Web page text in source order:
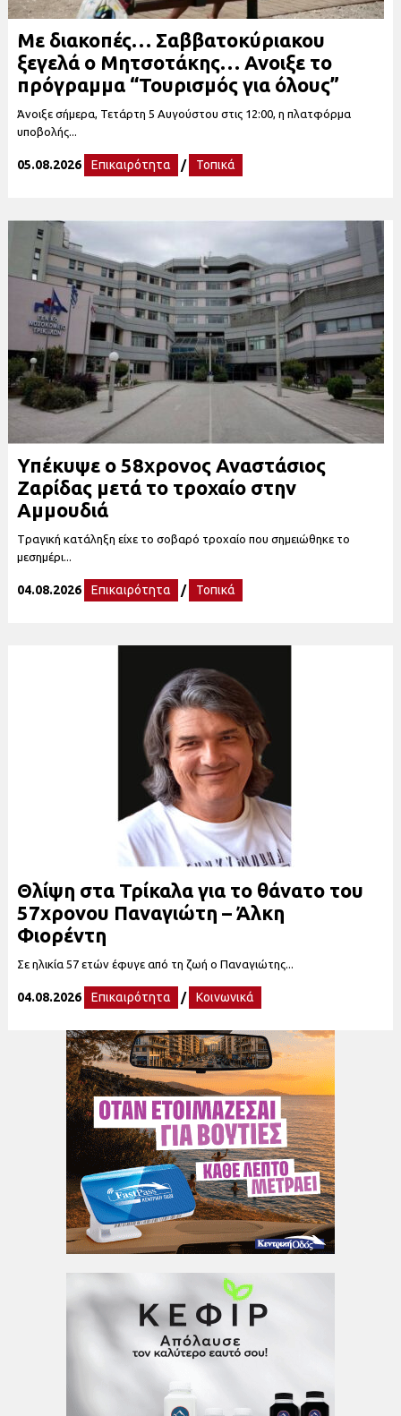
Με διακοπές… Σαββατοκύριακου
ξεγελά ο Μητσοτάκης… Ανοιξε το
πρόγραμμα “Τουρισμός για όλους”
Άνοιξε σήμερα, Τετάρτη 5 Αυγούστου στις 12:00, η πλατφόρμα
υποβολής...
05.08.2026 Επικαιρότητα / Τοπικά
Υπέκυψε ο 58χρονος Αναστάσιος
Ζαρίδας μετά το τροχαίο στην
Αμμουδιά
Tραγική κατάληξη είχε το σοβαρό τροχαίο που σημειώθηκε το
μεσημέρι...
04.08.2026 Επικαιρότητα / Τοπικά
Θλίψη στα Τρίκαλα για το θάνατο του
57χρονου Παναγιώτη – Άλκη
Φιορέντη
Σε ηλικία 57 ετών έφυγε από τη ζωή ο Παναγιώτης...
04.08.2026 Επικαιρότητα / Κοινωνικά